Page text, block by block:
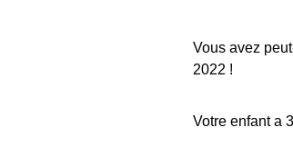
Vous avez
2022 !
Votre enfant a